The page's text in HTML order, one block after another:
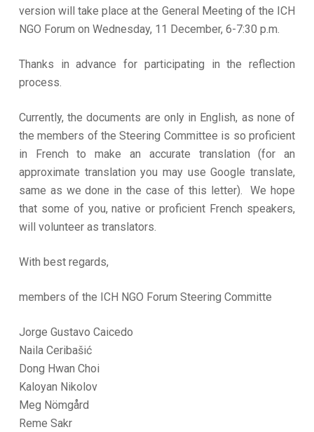
version will take place at the General Meeting of the ICH
NGO Forum on Wednesday, 11 December, 6-7:30 p.m.
Thanks in advance for participating in the reflection
process.
Currently, the documents are only in English, as none of
the members of the Steering Committee is so proficient
in French to make an accurate translation (for an
approximate translation you may use Google translate,
same as we done in the case of this letter). We hope
that some of you, native or proficient French speakers,
will volunteer as translators.
With best regards,
members of the ICH NGO Forum Steering Committe
Jorge Gustavo Caicedo
Naila Ceribašić
Dong Hwan Choi
Kaloyan Nikolov
Meg Nömgård
Reme Sakr